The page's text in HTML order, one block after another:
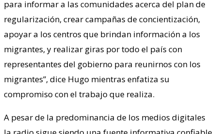
para informar a las comunidades acerca del plan de
regularización, crear campañas de concientización,
apoyar a los centros que brindan información a los
migrantes, y realizar giras por todo el país con
representantes del gobierno para reunirnos con los
migrantes”, dice Hugo mientras enfatiza su
compromiso con el trabajo que realiza.
A pesar de la predominancia de los medios digitales